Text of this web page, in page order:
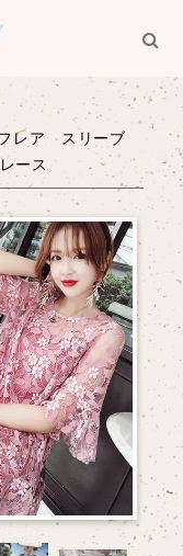
レア スリーブ
ース